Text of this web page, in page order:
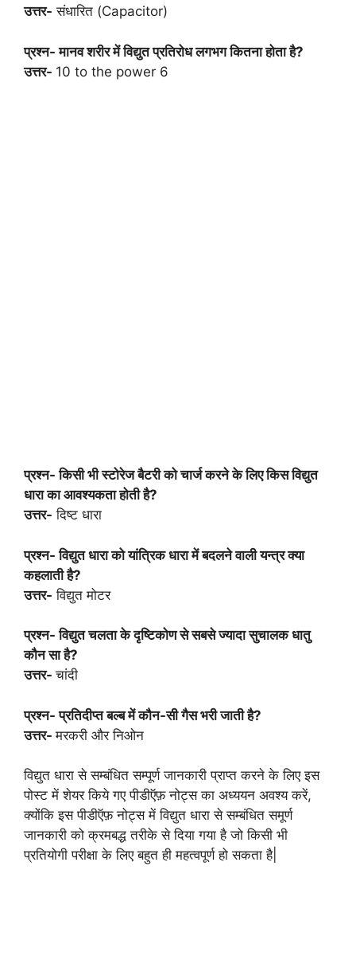
उत्तर- संधारित (Capacitor)
प्रश्न- मानव शरीर में विद्युत प्रतिरोध लगभग कितना होता है?
उत्तर- 10 to the power 6
प्रश्न- किसी भी स्टोरेज बैटरी को चार्ज करने के लिए किस विद्युत
धारा का आवश्यकता होती है?
उत्तर- दिष्ट धारा
प्रश्न- विद्युत धारा को यांत्रिक धारा में बदलने वाली यन्त्र क्या
कहलाती है?
उत्तर- विद्युत मोटर
प्रश्न- विद्युत चलता के दृष्टिकोण से सबसे ज्यादा सुचालक धातु
कौन सा है?
उत्तर-चांदी
प्रश्न- प्रतिदीप्त बल्ब में कौन-सी गैस भरी जाती है?
उत्तर-मरकरी और निओन
विद्युत धारा से सम्बंधित सम्पूर्ण जानकारी प्राप्त करने के लिए इस
पोस्ट में शेयर किये गए पीडीऍफ़ नोट्स का अध्ययन अवश्य करें,
क्योंकि इस पीडीऍफ़ नोट्स में विद्युत धारा से सम्बंधित समूर्ण
जानकारी को क्रमबद्ध तरीके से दिया गया है जो किसी भी
प्रतियोगी परीक्षा के लिए बहुत ही महत्वपूर्ण हो सकता है|